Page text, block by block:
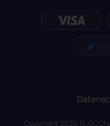
Copyright 2026